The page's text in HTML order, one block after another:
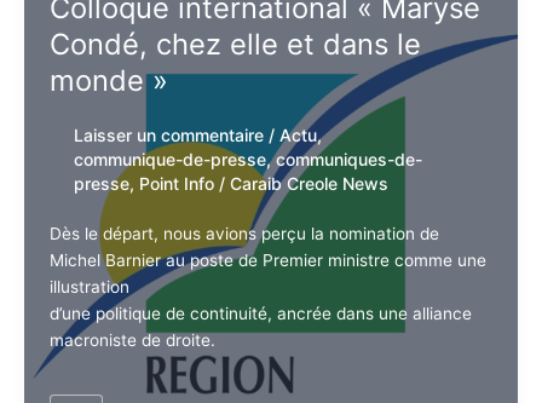
Déclaration
de
générale
premier
ministre
se
veut
complaisant
avec
Lire la suite »
Colloque international «
Maryse Condé, chez elle et
dans le monde »
Laisser un commentaire /Actu,
communique-de-presse,communiques-
de-presse, Point Info/Caraib Creole